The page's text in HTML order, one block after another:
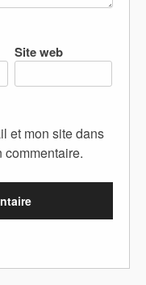
Site web
et mon site dans
commentaire.